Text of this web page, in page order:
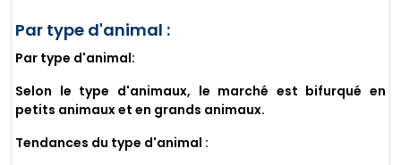
Par type d'animal :
Par type d'animal:
Selon le type d'animaux, le marché est bifurqué en
petits animaux et en grands animaux.
Tendances du type d'animal :